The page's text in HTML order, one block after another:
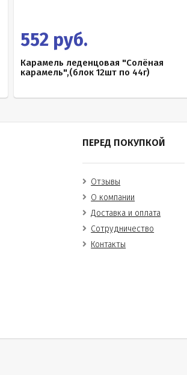
552 руб.
Карамель леденцовая "Солёная
карамель",(блок 12шт по 44г)
ПЕРЕД ПОКУПКОЙ
Отзывы
О компании
Доставка и оплата
Сотрудничество
Контакты